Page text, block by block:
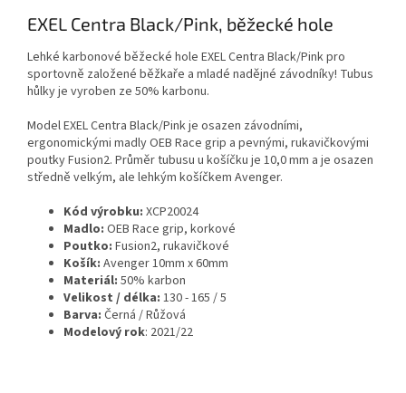
EXEL Centra Black/Pink, běžecké hole
Lehké karbonové běžecké hole EXEL Centra Black/Pink pro
sportovně založené běžkaře a mladé nadějné závodníky! Tubus
hůlky je vyroben ze 50% karbonu.
Model EXEL Centra Black/Pink je osazen závodními,
ergonomickými madly OEB Race grip a pevnými, rukavičkovými
poutky Fusion2. Průměr tubusu u košíčku je 10,0 mm a je osazen
středně velkým, ale lehkým košíčkem Avenger.
Kód výrobku: XCP20024
Madlo: OEB Race grip, korkové
Poutko: Fusion2, rukavičkové
Košík: Avenger 10mm x 60mm
Materiál: 50% karbon
Velikost / délka: 130 - 165 / 5
Barva: Černá / Růžová
Modelový rok: 2021/22